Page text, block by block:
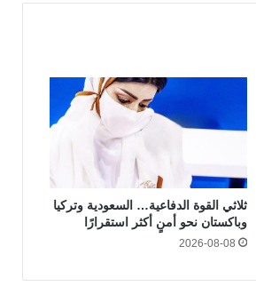
ثلاثي القوة الدفاعية… السعودية وتركيا
وباكستان نحو أمنٍ أكثر استقرارًا
2026-08-08